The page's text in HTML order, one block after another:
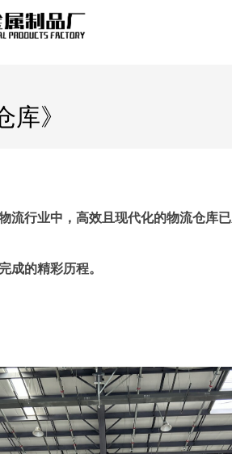
库》
流行业中，高效且现代化的物流仓库
成的精彩历程。
息